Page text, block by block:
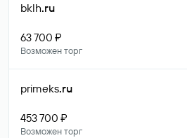
bklh.ru
63 700 ₽
Возможен торг
primeks.ru
453 700 ₽
Возможен торг